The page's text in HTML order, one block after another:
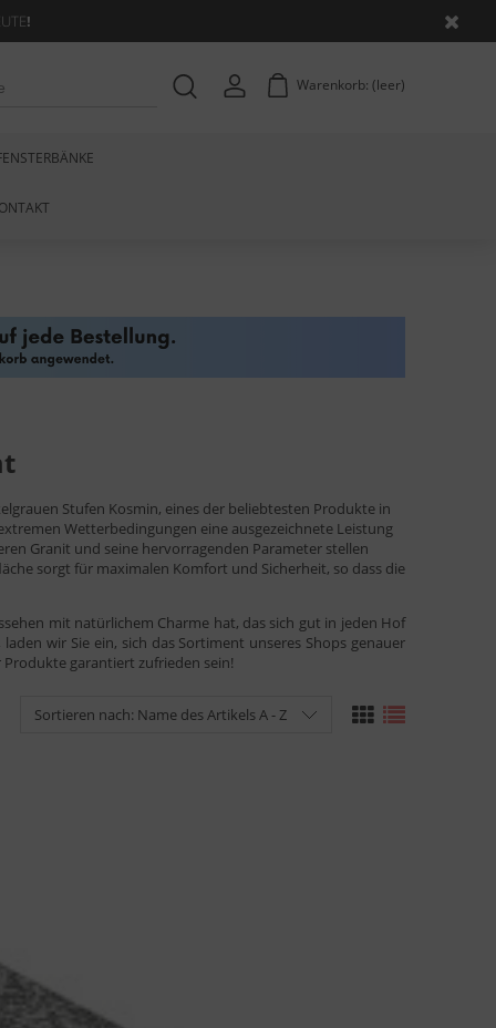
!
Warenkorb: (leer)
Stufen Kosmin, eines der beliebtesten Produkte in
Wetterbedingungen eine ausgezeichnete Leistung
Granit und seine hervorragenden Parameter stellen
sorgt für maximalen Komfort und Sicherheit, so dass die
mit natürlichem Charme hat, das sich gut in jeden Hof
wir Sie ein, sich das Sortiment unseres Shops genauer
garantiert zufrieden sein!
Sortieren nach: Name des Artikels A - Z